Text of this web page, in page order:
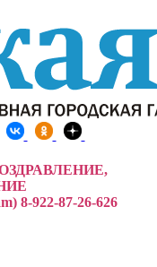
8-922-87-26-626